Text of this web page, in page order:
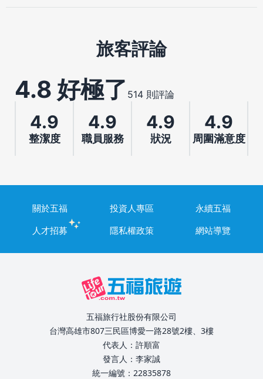
旅客評論
4.8 好極了 514 則評論
4.9
整潔度
4.9
職員服務
4.9
狀況
4.9
周圍滿意度
關於五福 投資人專區
永續五福
人才招募
隱私權政策 網站導覽
五福旅行社股份有限公司
台灣高雄市807三民區博愛一路28號2樓、3樓
代表人：許順富
發言人：李家誠
統一編號：22835878